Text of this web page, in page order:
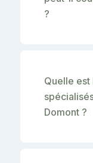
?
Quelle
Domont ?